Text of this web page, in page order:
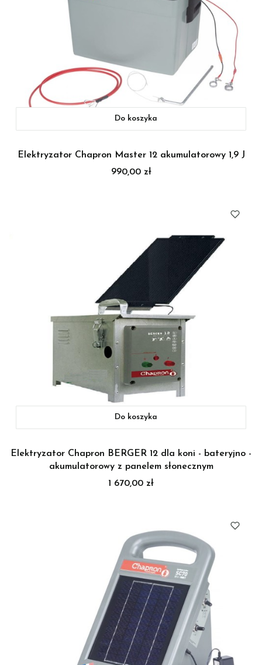
Do koszyka
Elektryzator Chapron Master 12 akumulatorowy 1,9 J
Cena
990,00 zł
Do koszyka
Elektryzator Chapron BERGER 12 dla koni - bateryjno -
akumulatorowy z panelem słonecznym
Cena
1 670,00 zł